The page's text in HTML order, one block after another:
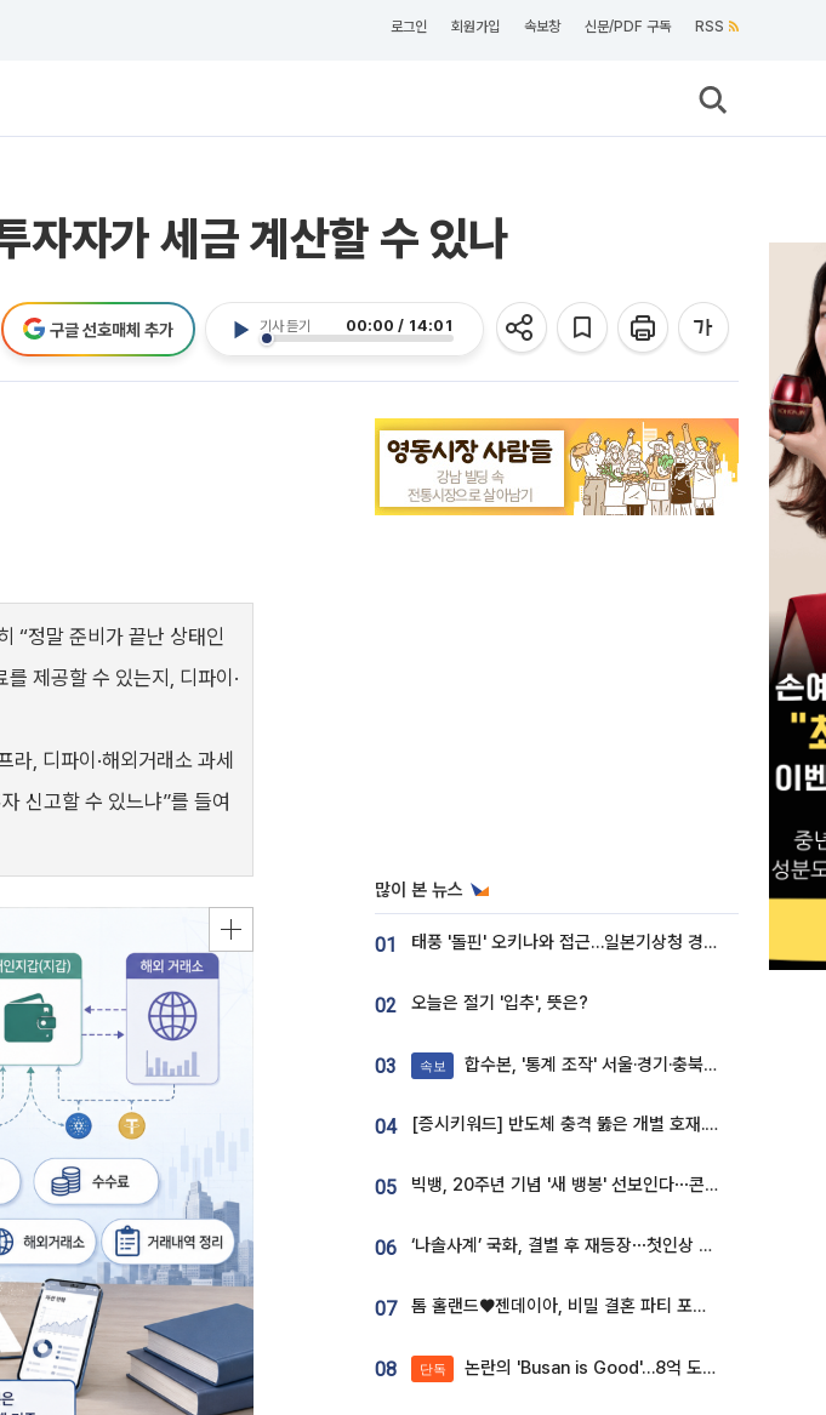
로그인 회원가입 속보창 신문/PDF 구독 RSS
자가 세금 계산할 수 있나
기사 듣기 00:00 / 14:01
구글 선호매체 추가
“정말 준비가 끝난 상태인
제공할 수 있는지, 디파이·
, 디파이·해외거래소 과세
신고할 수 있느냐”를 들여
많이 본 뉴스
01 태풍 '돌핀' 오키나와 접근…일본기상청 경로 업데이트
02 오늘은 절기 '입추', 뜻은?
03 속보 합수본, '통계 조작' 서울·경기·충북 선관위 등 추가 압수수색
04 [증시키워드] 반도체 충격 뚫은 개별 호재...포스코퓨처엠·에코프로·한화솔루션 '눈길'
05 빅뱅, 20주년 기념 '새 뱅봉' 선보인다⋯콘서트 앞두고 팝업 개최
06 ‘나솔사계’ 국화, 결별 후 재등장⋯첫인상 투표 휩쓸고 ‘인기녀’ 등극
07 톰 홀랜드♥젠데이아, 비밀 결혼 파티 포착⋯호텔 대관비만 9억
08 단독 논란의 'Busan is Good'…8억 도시브랜드, 용산 대통령실 CI 업체가 수행